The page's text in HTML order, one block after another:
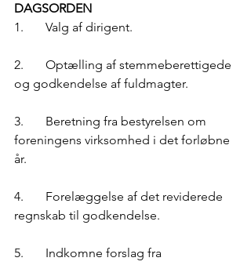
DAGSORDEN
1.	Valg af dirigent.
2.	Optælling af stemmeberettigede
og godkendelse af fuldmagter.
3.	Beretning fra bestyrelsen om
foreningens virksomhed i det forløbne
år.
4.	Forelæggelse af det reviderede
regnskab til godkendelse.
5.	Indkomne forslag fra